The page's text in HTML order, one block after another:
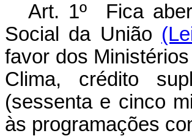
Art. 1º Fica
Social da União
favor dos
Clima, crédito
(sessenta e cinco
às programações